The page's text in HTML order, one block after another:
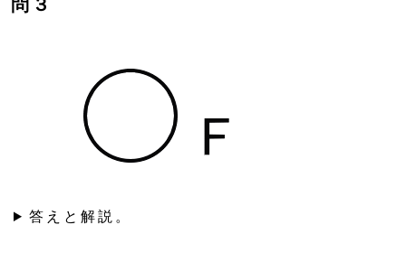
問３
答えと解説。